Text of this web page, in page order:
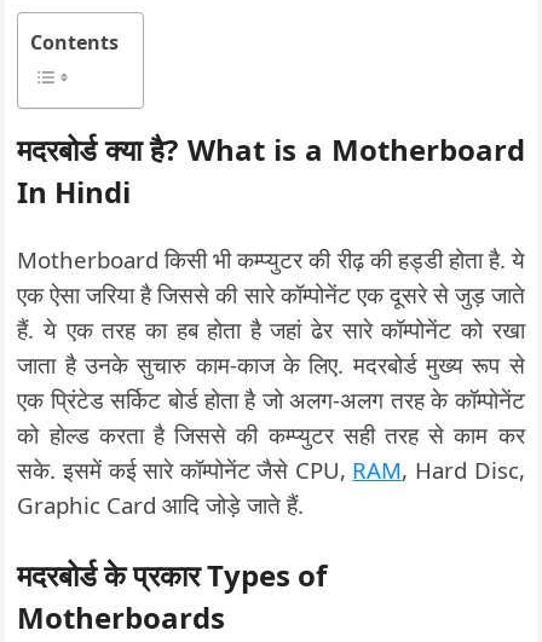
Contents
मदरबोर्ड क्या है? What is a Motherboard
In Hindi
Motherboard किसी भी कम्प्युटर की रीढ़ की हड्डी होता है. ये
एक ऐसा जरिया है जिससे की सारे कॉम्पोनेंट एक दूसरे से जुड़ जाते
हैं. ये एक तरह का हब होता है जहां ढेर सारे कॉम्पोनेंट को रखा
जाता है उनके सुचारु काम-काज के लिए. मदरबोर्ड मुख्य रूप से
एक प्रिंटेड सर्किट बोर्ड होता है जो अलग-अलग तरह के कॉम्पोनेंट
को होल्ड करता है जिससे की कम्प्युटर सही तरह से काम कर
सके. इसमें कई सारे कॉम्पोनेंट जैसे CPU, RAM, Hard Disc,
Graphic Card आदि जोड़े जाते हैं.
मदरबोर्ड के प्रकार Types of
Motherboards